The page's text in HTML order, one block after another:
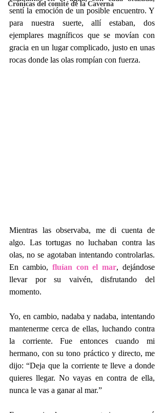
Crónicas del comité de la Caverna
sentí la emoción de un posible encuentro. Y
para nuestra suerte, allí estaban, dos
ejemplares magníficos que se movían con
gracia en un lugar complicado, justo en unas
rocas donde las olas rompían con fuerza.
Mientras las observaba, me di cuenta de
algo. Las tortugas no luchaban contra las
olas, no se agotaban intentando controlarlas.
En cambio, fluían con el mar, dejándose
llevar por su vaivén, disfrutando del
momento.
Yo, en cambio, nadaba y nadaba, intentando
mantenerme cerca de ellas, luchando contra
la corriente. Fue entonces cuando mi
hermano, con su tono práctico y directo, me
dijo: “Deja que la corriente te lleve a donde
quieres llegar. No vayas en contra de ella,
nunca le vas a ganar al mar.”